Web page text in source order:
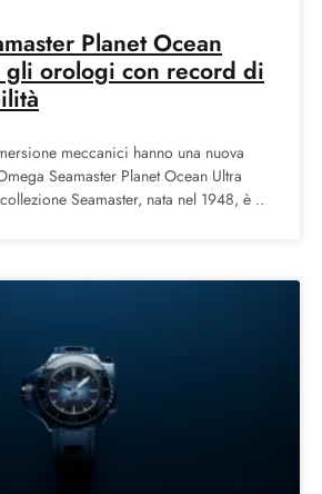
Planet Ocean
gli orologi con record di
meccanici hanno una nuova
Seamaster Planet Ocean Ultra
Seamaster, nata nel 1948, è la